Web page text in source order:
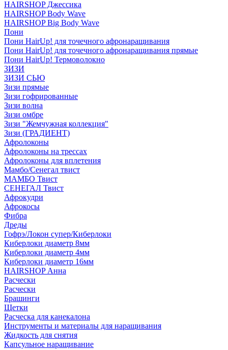
HAIRSHOP Джессика
HAIRSHOP Body Wave
HAIRSHOP Big Body Wave
Пони
Пони HairUp! для точечного афронаращивания
Пони HairUp! для точечного афронаращивания прямые
Пони HairUp! Термоволокно
ЗИЗИ
ЗИЗИ СЬЮ
Зизи прямые
Зизи гофрированные
Зизи волна
Зизи омбре
Зизи "Жемчужная коллекция"
Зизи (ГРАДИЕНТ)
Афролоконы
Афролоконы на трессах
Афролоконы для вплетения
Мамбо/Сенегал твист
МАМБО Твист
СЕНЕГАЛ Твист
Афрокудри
Афрокосы
Фибра
Дреды
Гофрэ/Локон супер/Киберлоки
Киберлоки диаметр 8мм
Киберлоки диаметр 4мм
Киберлоки диаметр 16мм
HAIRSHOP Анна
Расчески
Расчески
Брашинги
Щетки
Расческа для канекалона
Инструменты и материалы для наращивания
Жидкость для снятия
Капсульное наращивание